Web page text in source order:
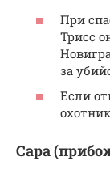
При
Трисс
за
Если
Сара